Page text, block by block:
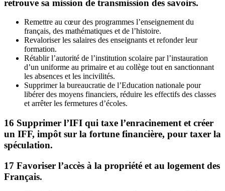
retrouve sa mission de transmission des savoirs.
Remettre au cœur des programmes l’enseignement du
français, des mathématiques et de l’histoire.
Revaloriser les salaires des enseignants et refonder leur
formation.
Rétablir l’autorité de l’institution scolaire par l’instauration
d’un uniforme au primaire et au collège tout en sanctionnant
les absences et les incivilités.
Supprimer la bureaucratie de l’Education nationale pour
libérer des moyens financiers, réduire les effectifs des classes
et arrêter les fermetures d’écoles.
16 Supprimer l’IFI qui taxe l’enracinement et créer
un IFF, impôt sur la fortune financière, pour taxer la
spéculation.
17 Favoriser l’accès à la propriété et au logement des
Français.